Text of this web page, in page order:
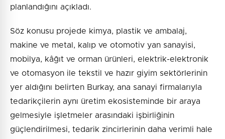
planlandığını açıkladı.
Söz konusu projede kimya, plastik ve ambalaj,
makine ve metal, kalıp ve otomotiv yan sanayisi,
mobilya, kâğıt ve orman ürünleri, elektrik-elektronik
ve otomasyon ile tekstil ve hazır giyim sektörlerinin
yer aldığını belirten Burkay, ana sanayi firmalarıyla
tedarikçilerin aynı üretim ekosisteminde bir araya
gelmesiyle işletmeler arasındaki işbirliğinin
güçlendirilmesi, tedarik zincirlerinin daha verimli hale